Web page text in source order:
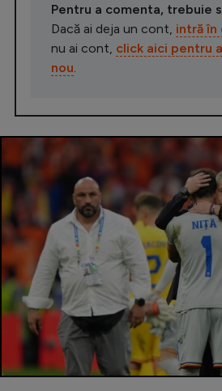
Pentru a comenta, trebuie
Dacă ai deja un cont, intră în
nu ai cont, click aici pentru
nou